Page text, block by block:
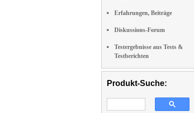
Erfahrungen, Beiträge
Diskussions-Forum
Testergebnisse aus Tests &
Testberichten
Produkt-Suche: